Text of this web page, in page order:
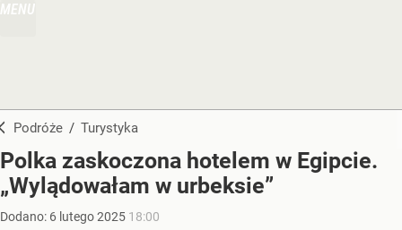
MENU
Podróże / Turystyka
Polka zaskoczona hotelem w Egipcie.
„Wylądowałam w urbeksie”
Dodano: 6 lutego2025 18:00